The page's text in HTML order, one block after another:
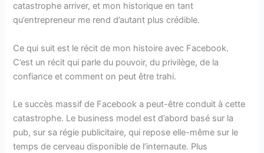
catastrophe arriver, et mon historique en tant
qu’entrepreneur me rend d’autant plus crédible.
Ce qui suit est le récit de mon histoire avec Facebook.
C’est un récit qui parle du pouvoir, du privilège, de la
confiance et comment on peut être trahi.
Le succès massif de Facebook a peut-être conduit à cette
catastrophe. Le business model est d’abord basé sur la
pub, sur sa régie publicitaire, qui repose elle-même sur le
temps de cerveau disponible de l’internaute. Plus